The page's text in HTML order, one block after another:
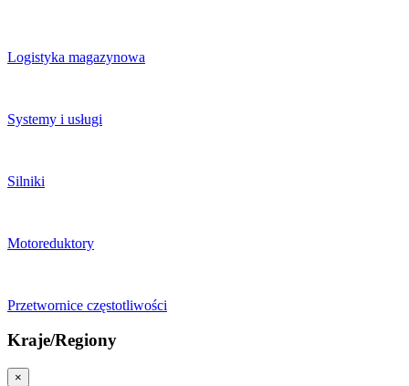
Logistyka magazynowa
Systemy i usługi
Silniki
Motoreduktory
Przetwornice częstotliwości
Kraje/Regiony
×